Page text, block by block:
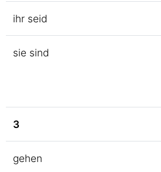
ihr seid
sie sind
3
gehen